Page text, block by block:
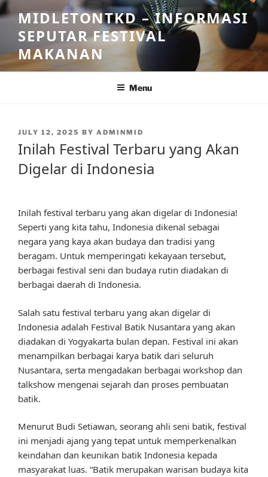
Skip
to
content
MIDLETONTKD – INFORMASI
SEPUTAR FESTIVAL
MAKANAN
Menu
POSTED
JULY 12, 2025 BY ADMINMID
Inilah Festival Terbaru yang Akan
Digelar di Indonesia
Inilah festival terbaru yang akan digelar di Indonesia!
Seperti yang kita tahu, Indonesia dikenal sebagai
negara yang kaya akan budaya dan tradisi yang
beragam. Untuk memperingati kekayaan tersebut,
berbagai festival seni dan budaya rutin diadakan di
berbagai daerah di Indonesia.
Salah satu festival terbaru yang akan digelar di
Indonesia adalah Festival Batik Nusantara yang akan
diadakan di Yogyakarta bulan depan. Festival ini akan
menampilkan berbagai karya batik dari seluruh
Nusantara, serta mengadakan berbagai workshop dan
talkshow mengenai sejarah dan proses pembuatan
batik.
Menurut Budi Setiawan, seorang ahli seni batik, festival
ini menjadi ajang yang tepat untuk memperkenalkan
keindahan dan keunikan batik Indonesia kepada
masyarakat luas. “Batik merupakan warisan budaya kita